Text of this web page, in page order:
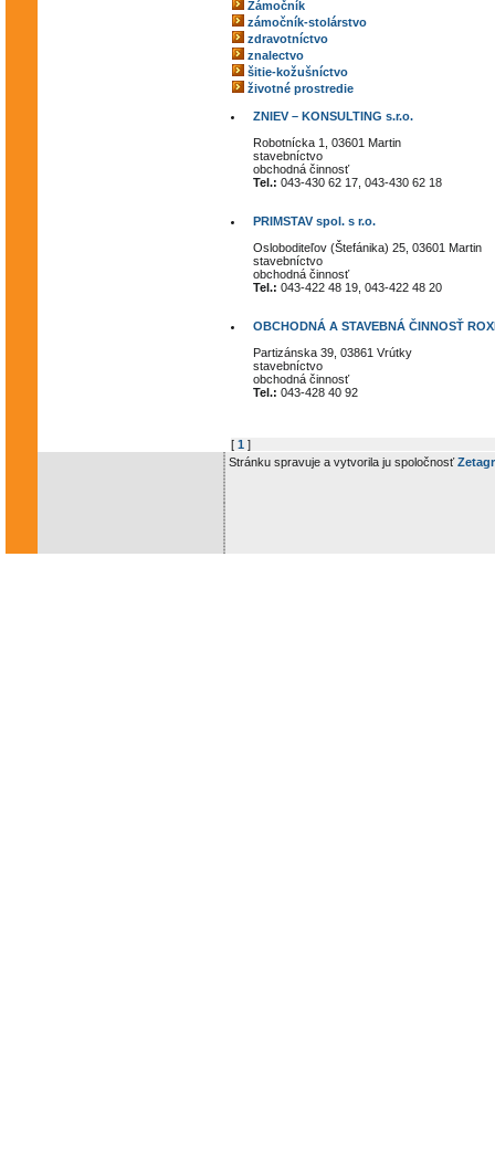
Zámočník
zámočník-stolárstvo
zdravotníctvo
znalectvo
šitie-kožušníctvo
životné prostredie
ZNIEV – KONSULTING s.r.o.
Robotnícka 1, 03601 Martin
stavebníctvo
obchodná činnosť
Tel.: 043-430 62 17, 043-430 62 18
PRIMSTAV spol. s r.o.
Osloboditeľov (Štefánika) 25, 03601 Martin
stavebníctvo
obchodná činnosť
Tel.: 043-422 48 19, 043-422 48 20
OBCHODNÁ A STAVEBNÁ ČINNOSŤ
Partizánska 39, 03861 Vrútky
stavebníctvo
obchodná činnosť
Tel.: 043-428 40 92
[ 1 ]
Stránku spravuje a vytvorila ju spoločnosť